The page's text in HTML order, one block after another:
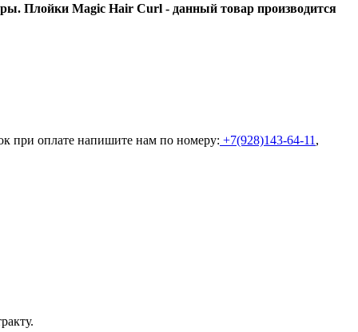
Плойки Magic Hair Curl - данный товар производится
при оплате напишите нам по номеру: +7(928)143-64-11 ,